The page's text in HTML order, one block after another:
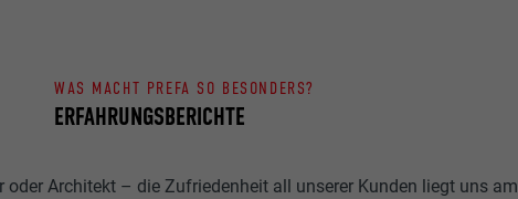
ERFAHRUNGSBERICHTE
WAS MACHT PREFA SO BESONDERS?
oder Architekt – die Zufriedenheit all unserer Kunden liegt uns am